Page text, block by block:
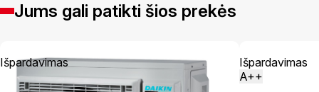
Jums gali patikti šios prekės
Išpardavimas
Išpardavimas
A++